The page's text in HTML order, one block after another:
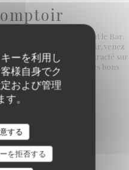
ーを利用し
様自身でク
および管理
。
する
を拒否する
mots de cet espace avant le Bar.
salle. Le soir, au comptoir, venez
dans un cadre décontracté sur
Des bonnes quilles, des bons
copains !